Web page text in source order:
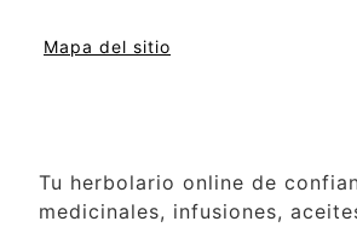
Mapa del sitio
Tu herbolario online de
medicinales, infusiones,